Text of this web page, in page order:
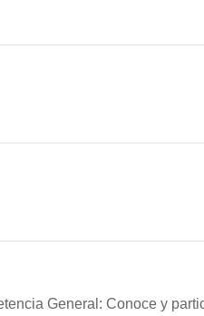
General: Conoce y